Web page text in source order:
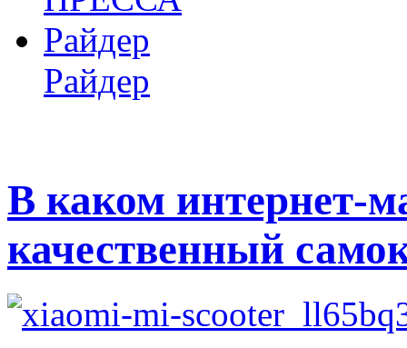
Райдер
Райдер
В каком интернет-
качественный